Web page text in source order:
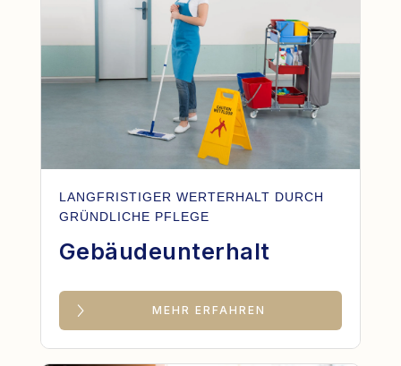
LANGFRISTIGER WERTERHALT DURCH
GRÜNDLICHE PFLEGE
Gebäudeunterhalt
MEHR ERFAHREN